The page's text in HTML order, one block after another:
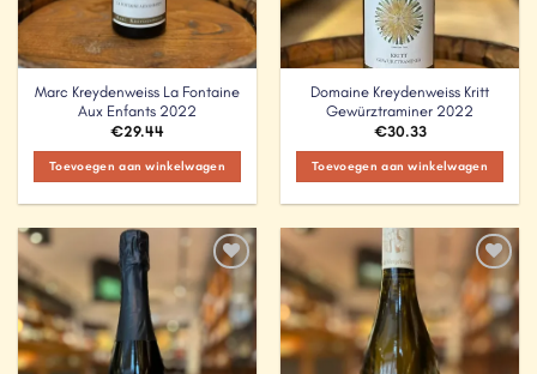
Marc Kreydenweiss La Fontaine
Aux Enfants 2022
€29.44
Toevoegen aan winkelwagen
Domaine Kreydenweiss Kritt
Gewürztraminer 2022
€30.33
Toevoegen aan winkelwagen
Add to
Wishlist
Add to
Wishlist